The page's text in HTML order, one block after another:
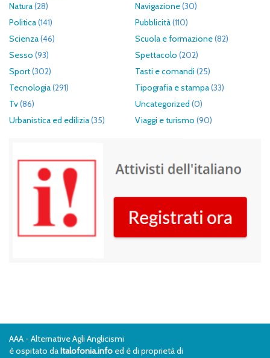
Natura(28) Navigazione(30)
Politica(141) Pubblicità(110)
Scienza(46) Scuola e formazione(82)
Sesso (93) Spettacolo (202)
Sport(302) Tasti e comandi (25)
Tecnologia(291) Tipografia e stampa(33)
Tv(86) Uncategorized (0)
Urbanistica ed edilizia(35) Viaggi e turismo (90)
AAA - Alternative Agli Anglicismi
è ospitato daItalofonia.info ed è di proprietà di